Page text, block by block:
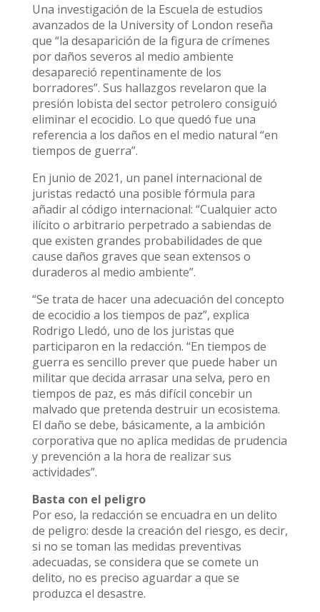
Una investigación de la Escuela de estudios
avanzados de la University of London reseña
que “la desaparición de la figura de crímenes
por daños severos al medio ambiente
desapareció repentinamente de los
borradores”. Sus hallazgos revelaron que la
presión lobista del sector petrolero consiguió
eliminar el ecocidio. Lo que quedó fue una
referencia a los daños en el medio natural “en
tiempos de guerra”.
En junio de 2021, un panel internacional de
juristas redactó una posible fórmula para
añadir al código internacional: “Cualquier acto
ilícito o arbitrario perpetrado a sabiendas de
que existen grandes probabilidades de que
cause daños graves que sean extensos o
duraderos al medio ambiente”.
“Se trata de hacer una adecuación del concepto
de ecocidio a los tiempos de paz”, explica
Rodrigo Lledó, uno de los juristas que
participaron en la redacción. “En tiempos de
guerra es sencillo prever que puede haber un
militar que decida arrasar una selva, pero en
tiempos de paz, es más difícil concebir un
malvado que pretenda destruir un ecosistema.
El daño se debe, básicamente, a la ambición
corporativa que no aplica medidas de prudencia
y prevención a la hora de realizar sus
actividades”.
Basta con el peligro
Por eso, la redacción se encuadra en un delito
de peligro: desde la creación del riesgo, es decir,
si no se toman las medidas preventivas
adecuadas, se considera que se comete un
delito, no es preciso aguardar a que se
produzca el desastre.